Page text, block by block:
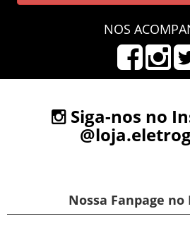
NOS
Siga-nos no
Nossa Fanpage no